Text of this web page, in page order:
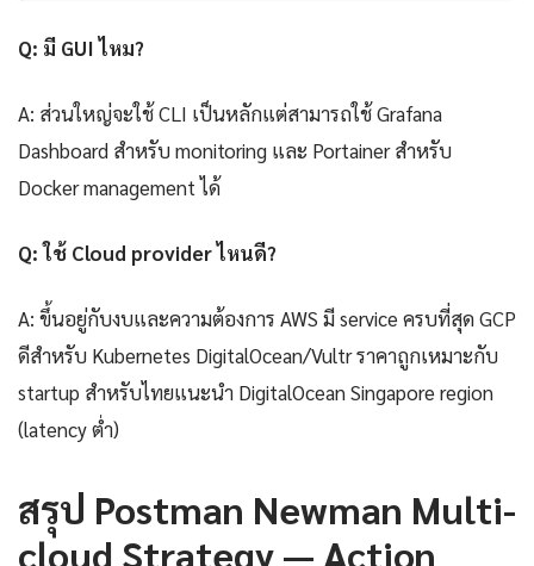
Q: มี GUI ไหม?
A: ส่วนใหญ่จะใช้ CLI เป็นหลักแต่สามารถใช้ Grafana
Dashboard สำหรับ monitoring และ Portainer สำหรับ
Docker management ได้
Q: ใช้ Cloud provider ไหนดี?
A: ขึ้นอยู่กับงบและความต้องการ AWS มี service ครบที่สุด GCP
ดีสำหรับ Kubernetes DigitalOcean/Vultr ราคาถูกเหมาะกับ
startup สำหรับไทยแนะนำ DigitalOcean Singapore region
(latency ต่ำ)
สรุป Postman Newman Multi-
cloud Strategy — Action